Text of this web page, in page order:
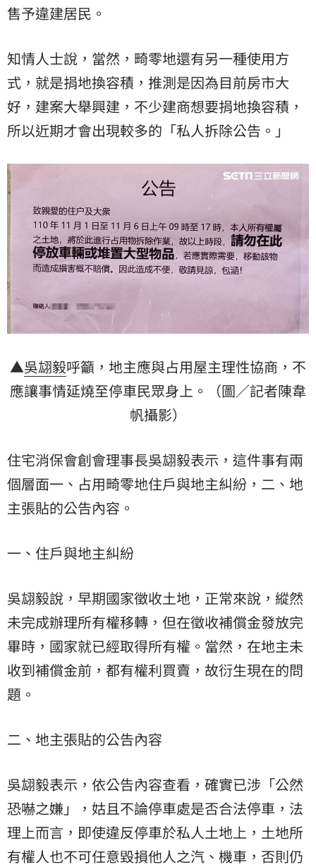
售予違建居民。
知情人士說，當然，畸零地還有另一種使用方
式，就是捐地換容積，推測是因為目前房市大
好，建案大舉興建，不少建商想要捐地換容積，
所以近期才會出現較多的「私人拆除公告。」
▲吳翃毅呼籲，地主應與占用屋主理性協商，不
應讓事情延燒至停車民眾身上。（圖／記者陳韋
帆攝影）
住宅消保會創會理事長吳翃毅表示，這件事有兩
個層面一、占用畸零地住戶與地主糾紛，二、地
主張貼的公告內容。
一、住戶與地主糾紛
吳翃毅說，早期國家徵收土地，正常來說，縱然
未完成辦理所有權移轉，但在徵收補償金發放完
畢時，國家就已經取得所有權。當然，在地主未
收到補償金前，都有權利買賣，故衍生現在的問
題。
二、地主張貼的公告內容
吳翃毅表示，依公告內容查看，確實已涉「公然
恐嚇之嫌」，姑且不論停車處是否合法停車，法
理上而言，即使違反停車於私人土地上，土地所
有權人也不可任意毀損他人之汽、機車，否則仍